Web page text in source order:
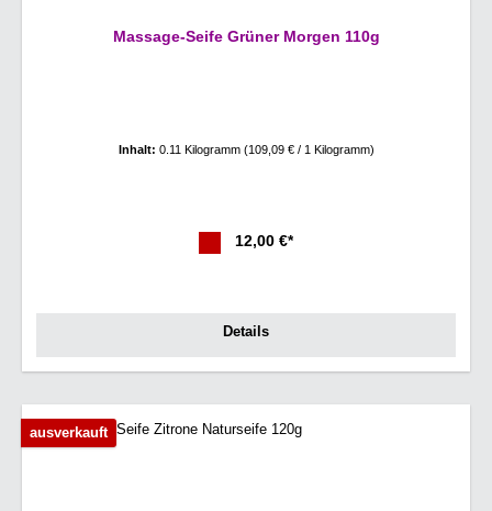
Massage-Seife Grüner Morgen 110g
Inhalt: 0.11 Kilogramm (109,09 € / 1 Kilogramm)
12,00 €*
Details
ausverkauft